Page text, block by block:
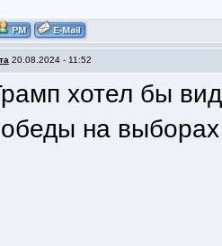
20.08.2024 - 11:52
хотел бы
на